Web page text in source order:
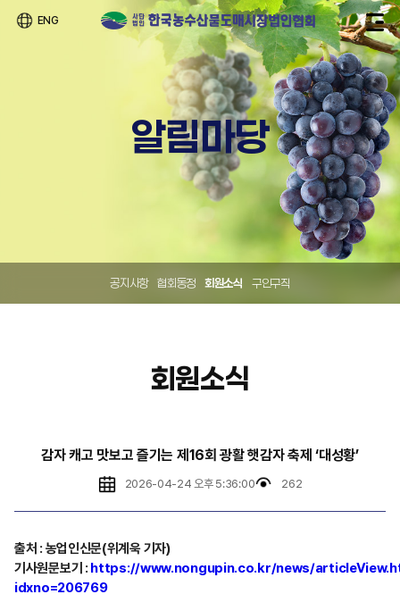
ENG
알림마당
공지사항 협회동정 회원소식 구인구직
회원소식
감자 캐고 맛보고 즐기는 제16회 광활 햇감자 축제 ‘대성황’
2026-04-24 오후 5:36:00 262
출처 : 농업인신문(위계욱 기자)
기사원문보기 : https://www.nongupin.co.kr/news/
idxno=206769